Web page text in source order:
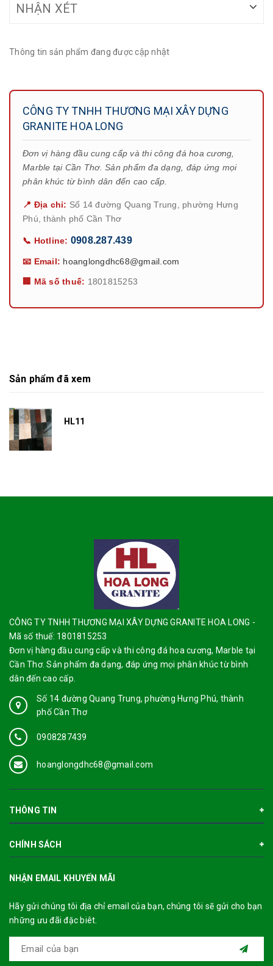
NHẬN XÉT
Thông tin sản phẩm đang được cập nhật
CÔNG TY TNHH THƯƠNG MẠI XÂY DỰNG
GRANITE HOA LONG
Đơn vị hàng đầu cung cấp và thi công đá hoa cương,
Marble tại Cần Thơ. Sản phẩm đa dạng, đáp ứng mọi
phân khúc từ bình dân đến cao cấp.
📍 Địa chỉ: Số 14 đường Quang Trung, phường Hưng
Phú, thành phố Cần Thơ
📞 Hotline: 0908.287.439
📧 Email: hoanglongdhc68@gmail.com
🏢 Mã số thuế: 1801815253
Sản phẩm đã xem
HL11
CÔNG TY TNHH THƯƠNG MẠI XÂY DỰNG GRANITE HOA LONG -
Mã số thuế: 1801815253
Đơn vị hàng đầu cung cấp và thi công đá hoa cương, Marble tại
Cần Thơ. Sản phẩm đa dạng, đáp ứng mọi phân khúc từ bình
dân đến cao cấp.
Số 14 đường Quang Trung, phường Hưng Phú, thành
phố Cần Thơ
0908287439
hoanglongdhc68@gmail.com
THÔNG TIN
CHÍNH SÁCH
NHẬN EMAIL KHUYẾN MÃI
Hãy gửi chúng tôi địa chỉ email của bạn, chúng tôi sẽ gửi cho bạn
những ưu đãi đặc biêt.